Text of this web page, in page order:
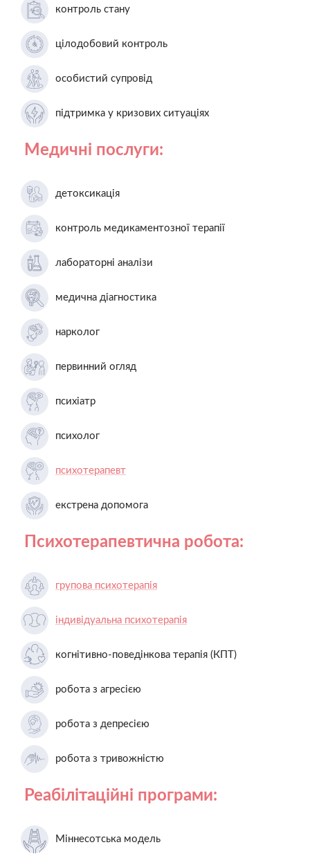
контроль стану
цілодобовий контроль
особистий супровід
підтримка у кризових ситуаціях
Медичні послуги:
детоксикація
контроль медикаментозної терапії
лабораторні аналізи
медична діагностика
нарколог
первинний огляд
психіатр
психолог
психотерапевт
екстрена допомога
Психотерапевтична робота:
групова психотерапія
індивідуальна психотерапія
когнітивно-поведінкова терапія (КПТ)
робота з агресією
робота з депресією
робота з тривожністю
Реабілітаційні програми:
Міннесотська модель